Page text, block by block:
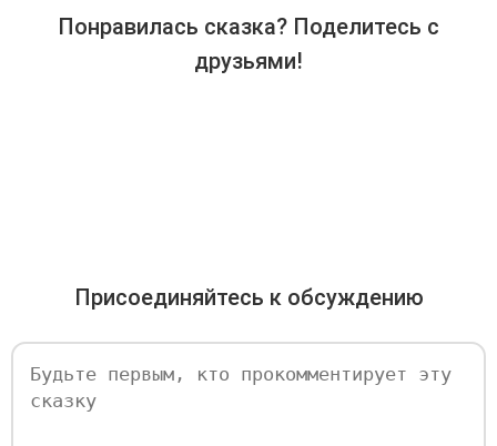
Понравилась сказка? Поделитесь с
друзьями!
Присоединяйтесь к обсуждению